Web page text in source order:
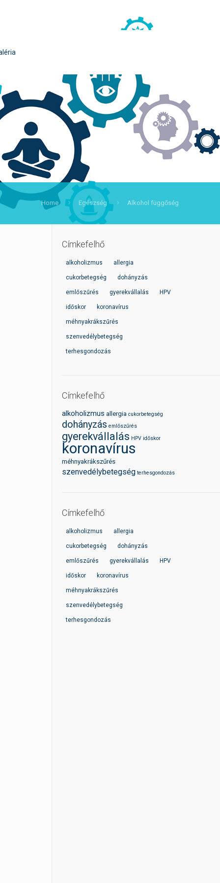
Home Egészség Alkohol függőség
Címkefelhő
alkoholizmus allergia
cukorbetegség dohányzás
emlőszűrés gyerekvállalás HPV
időskor koronavírus
méhnyakrákszűrés
szenvedélybetegség
terhesgondozás
Címkefelhő
alkoholizmus allergia cukorbetegség
dohányzás emlőszűrés
gyerekvállalás HPV időskor
koronavírus
méhnyakrákszűrés
szenvedélybetegség terhesgondozás
Címkefelhő
alkoholizmus allergia
cukorbetegség dohányzás
emlőszűrés gyerekvállalás HPV
időskor koronavírus
méhnyakrákszűrés
szenvedélybetegség
terhesgondozás